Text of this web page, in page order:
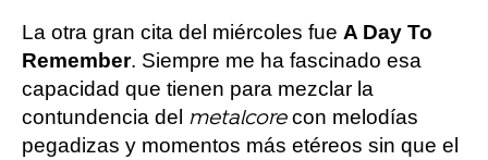
La otra gran cita del miércoles fue A Day To
Remember. Siempre me ha fascinado esa
capacidad que tienen para mezclar la
contundencia del metalcorecon melodías
pegadizas y momentos más etéreos sin que el